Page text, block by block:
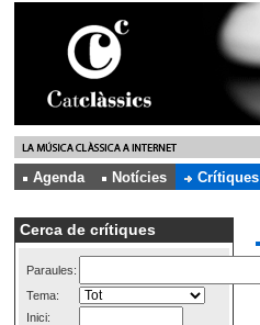
Agenda
Notícies Crítiques
Cerca de crítiques
Paraules:
Tema:
Inici: